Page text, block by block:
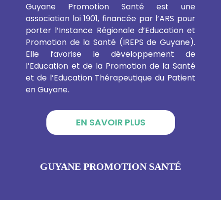
Guyane Promotion Santé est une
association loi 1901, financée par l’ARS pour
porter l’Instance Régionale d’Education et
Promotion de la Santé (IREPS de Guyane).
Elle favorise le développement de
l’Education et de la Promotion de la Santé
et de l’Education Thérapeutique du Patient
en Guyane.
EN SAVOIR PLUS
GUYANE PROMOTION SANTÉ